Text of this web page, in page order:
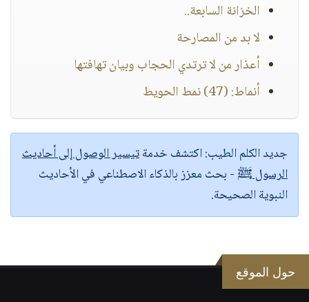
الخزانة السابعة..
لا بد من المصارحة
أعذار من لا ترتدي الحجاب وبيان تهافتها
أنماط: (47) نمط الحويط
جديد الكلم الطيب:اكتشف خدمةتيسير الوصول إلى أحاديث
الرسول ﷺ - بحث معزز بالذكاء الاصطناعي في الأحاديث
النبوية الصحيحة.
حول الموقع